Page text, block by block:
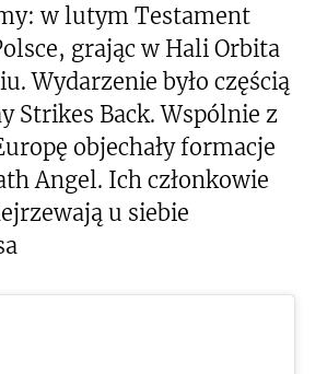
w lutym Testament
grając w Hali Orbita
Wydarzenie było częścią
Strikes Back. Wspólnie z
objechały formacje
Angel. Ich członkowie
u siebie